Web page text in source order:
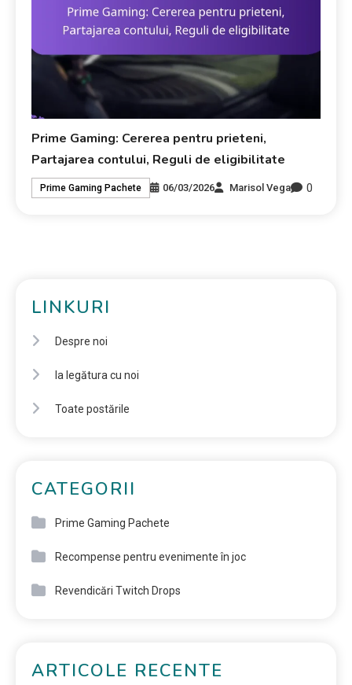
Prime Gaming: Cererea pentru prieteni,
Partajarea contului, Reguli de eligibilitate
Prime Gaming Pachete 06/03/2026 Marisol Vega 0
LINKURI
Despre noi
Ia legătura cu noi
Toate postările
CATEGORII
Prime Gaming Pachete
Recompense pentru evenimente în joc
Revendicări Twitch Drops
ARTICOLE RECENTE